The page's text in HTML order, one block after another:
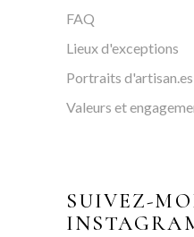
FAQ
Lieux d'exceptions
Portraits d'artisan.es
Valeurs et
SUIVEZ-